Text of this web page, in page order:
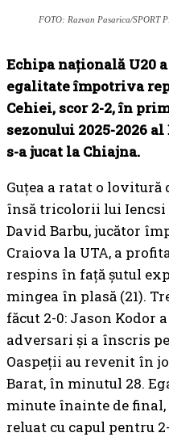
FOTO: Razvan Pasarica/SPORT
Echipa națională U20
egalitate împotriva
Cehiei, scor 2-2, în
sezonului 2025-2026
s-a jucat la Chiajna.
Guțea a ratat o lovitură
însă tricolorii lui
David Barbu, jucător
Craiova la UTA, a
respins în față șutul
mingea în plasă (21).
făcut 2-0: Jason Kodor
adversari și a înscris
Oaspeții au revenit în
Barat, în minutul 28.
minute înainte de final,
reluat cu capul pentru